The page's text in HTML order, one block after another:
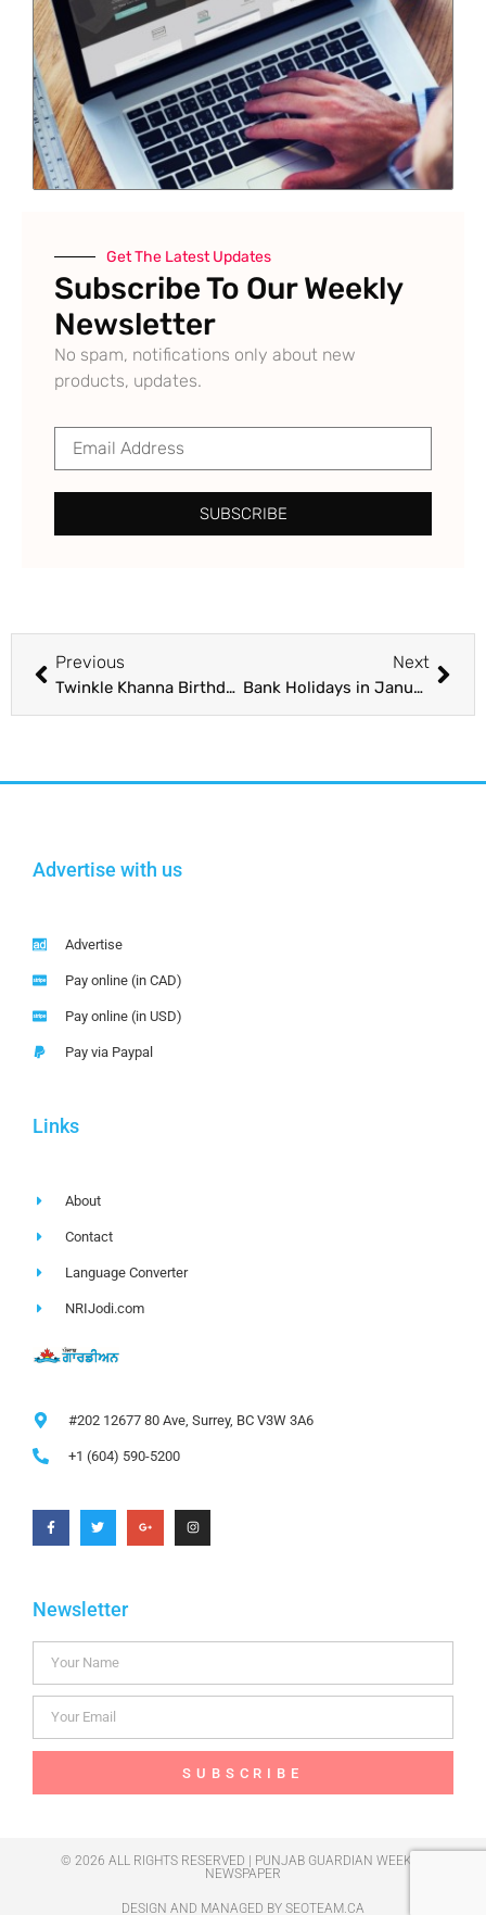
Get The Latest Updates
Subscribe To Our Weekly
Newsletter
No spam, notifications only about new
products, updates.
SUBSCRIBE
Previous
Twinkle Khanna Birthday: ਟਵਿੰਕਲ ਖੰਨਾ ਨੇ ਪਰਿਵਾਰ ਸੰਗ ਮਨਾਇਆ ਜਨਮ ਦਿਨ, ਜਲ ਪਰੀ ਬਣ ਕੇ ਕੀਤੀ ਸਮੁੰਦਰ ਦੀ ਸੈਰ
Next
Bank Holidays in January 2024: ਨਵੇਂ ਸਾਲ ਦੇ ਪਹਿਲੇ ਮਹੀਨੇ ਜਾਣੋ ਕਦੋਂ ਬੰਦ ਰਹਿਣਗੇ ਬੈਂਕ ਤੇ ਬਾਜ਼ਾਰ, ਚੈੱਕ ਕਰੋ ਛੁੱਟੀਆਂ ਦੀ ਲਿਸਟ
Advertise with us
Advertise
Pay online (in CAD)
Pay online (in USD)
Pay via Paypal
Links
About
Contact
Language Converter
NRIJodi.com
#202 12677 80 Ave, Surrey, BC V3W 3A6
+1 (604) 590-5200
Newsletter
SUBSCRIBE
© 2026 ALL RIGHTS RESERVED | PUNJAB GUARDIAN WEEKLY
NEWSPAPER
DESIGN AND MANAGED BY SEOTEAM.CA